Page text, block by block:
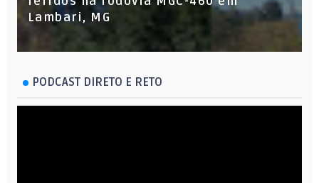
Lambari, MG
PODCAST DIRETO E RETO